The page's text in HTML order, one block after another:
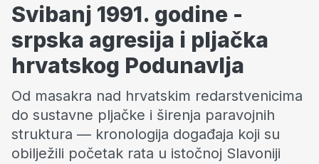
Svibanj 1991. godine -
srpska agresija i pljačka
hrvatskog Podunavlja
Od masakra nad hrvatskim redarstvenicima
do sustavne pljačke i širenja paravojnih
struktura — kronologija događaja koji su
obilježili početak rata u istočnoj Slavoniji